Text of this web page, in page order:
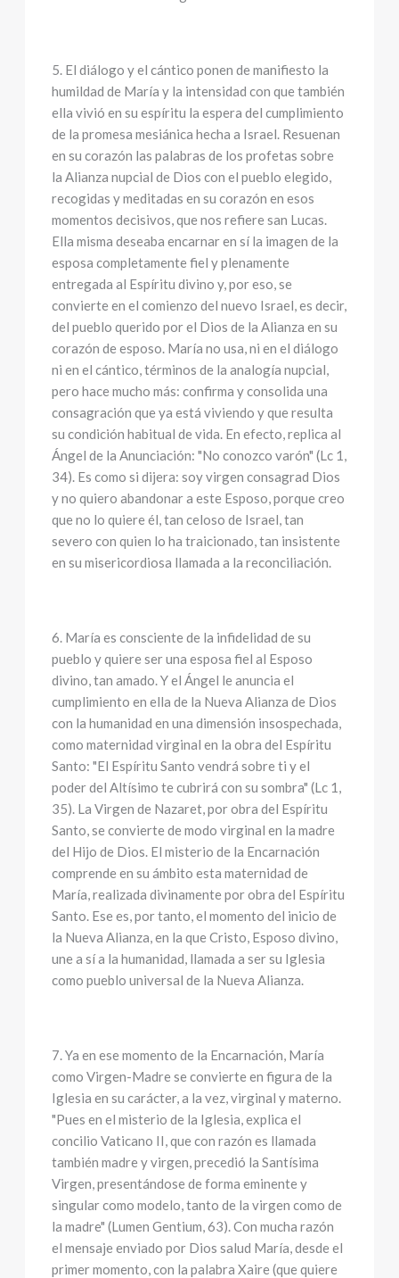
5. El diálogo y el cántico ponen de manifiesto la
humildad de María y la intensidad con que también
ella vivió en su espíritu la espera del cumplimiento
de la promesa mesiánica hecha a Israel. Resuenan
en su corazón las palabras de los profetas sobre
la Alianza nupcial de Dios con el pueblo elegido,
recogidas y meditadas en su corazón en esos
momentos decisivos, que nos refiere san Lucas.
Ella misma deseaba encarnar en sí la imagen de la
esposa completamente fiel y plenamente
entregada al Espíritu divino y, por eso, se
convierte en el comienzo del nuevo Israel, es decir,
del pueblo querido por el Dios de la Alianza en su
corazón de esposo. María no usa, ni en el diálogo
ni en el cántico, términos de la analogía nupcial,
pero hace mucho más: confirma y consolida una
consagración que ya está viviendo y que resulta
su condición habitual de vida. En efecto, replica al
Ángel de la Anunciación: "No conozco varón" (Lc 1,
34). Es como si dijera: soy virgen consagrad Dios
y no quiero abandonar a este Esposo, porque creo
que no lo quiere él, tan celoso de Israel, tan
severo con quien lo ha traicionado, tan insistente
en su misericordiosa llamada a la reconciliación.
6. María es consciente de la infidelidad de su
pueblo y quiere ser una esposa fiel al Esposo
divino, tan amado. Y el Ángel le anuncia el
cumplimiento en ella de la Nueva Alianza de Dios
con la humanidad en una dimensión insospechada,
como maternidad virginal en la obra del Espíritu
Santo: "El Espíritu Santo vendrá sobre ti y el
poder del Altísimo te cubrirá con su sombra" (Lc 1,
35). La Virgen de Nazaret, por obra del Espíritu
Santo, se convierte de modo virginal en la madre
del Hijo de Dios. El misterio de la Encarnación
comprende en su ámbito esta maternidad de
María, realizada divinamente por obra del Espíritu
Santo. Ese es, por tanto, el momento del inicio de
la Nueva Alianza, en la que Cristo, Esposo divino,
une a sí a la humanidad, llamada a ser su Iglesia
como pueblo universal de la Nueva Alianza.
7. Ya en ese momento de la Encarnación, María
como Virgen-Madre se convierte en figura de la
Iglesia en su carácter, a la vez, virginal y materno.
"Pues en el misterio de la Iglesia, explica el
concilio Vaticano II, que con razón es llamada
también madre y virgen, precedió la Santísima
Virgen, presentándose de forma eminente y
singular como modelo, tanto de la virgen como de
la madre" (Lumen Gentium, 63). Con mucha razón
el mensaje enviado por Dios salud María, desde el
primer momento, con la palabra Xaire (que quiere